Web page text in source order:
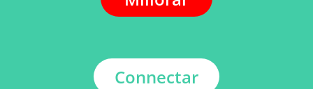
Connectar